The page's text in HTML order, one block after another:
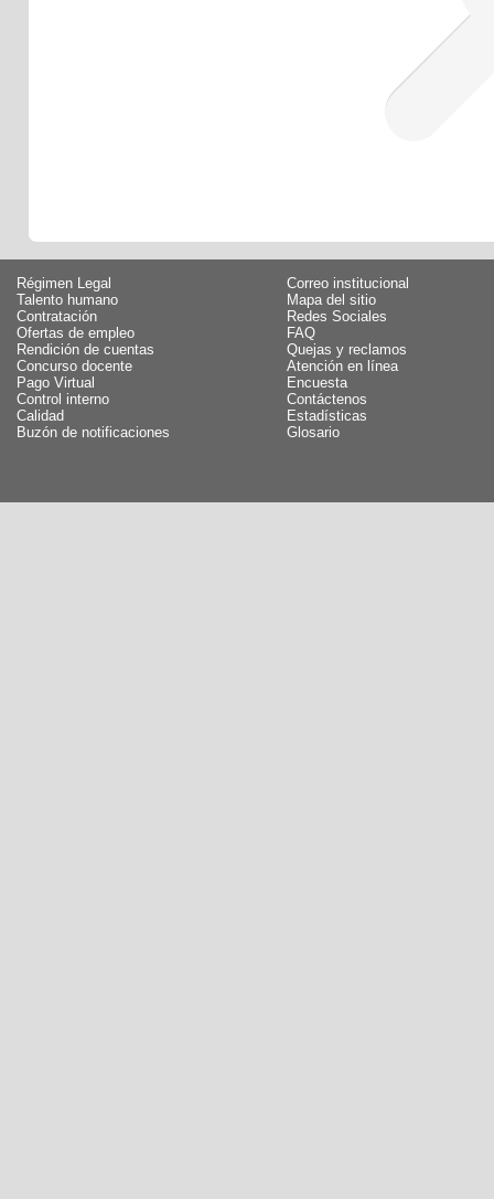
Régimen Legal
Talento humano
Contratación
Ofertas de empleo
Rendición de cuentas
Concurso docente
Pago Virtual
Control interno
Calidad
Buzón de notificaciones
Correo institucional
Mapa del sitio
Redes Sociales
FAQ
Quejas y reclamos
Atención en línea
Encuesta
Contáctenos
Estadísticas
Glosario